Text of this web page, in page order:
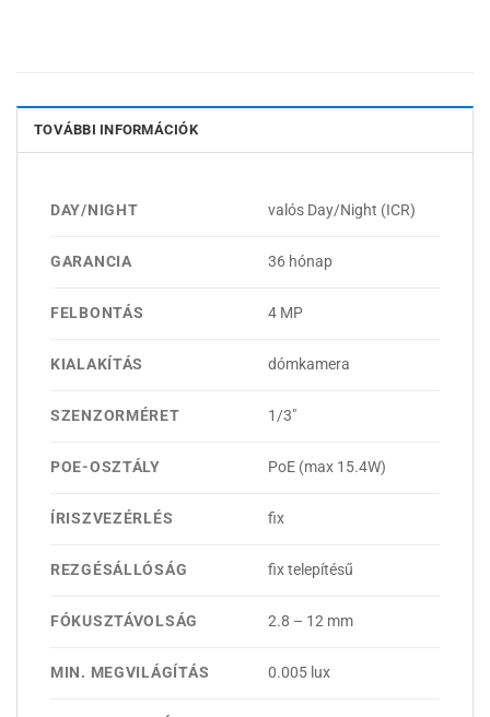
TOVÁBBI INFORMÁCIÓK
DAY/NIGHT valós Day/Night (ICR)
GARANCIA 36 hónap
FELBONTÁS 4 MP
KIALAKÍTÁS dómkamera
SZENZORMÉRET 1/3"
POE-OSZTÁLY PoE (max 15.4W)
ÍRISZVEZÉRLÉS fix
REZGÉSÁLLÓSÁG fix telepítésű
FÓKUSZTÁVOLSÁG 2.8 – 12 mm
MIN. MEGVILÁGÍTÁS 0.005 lux